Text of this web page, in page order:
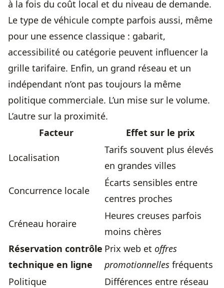
à la fois du coût local et du niveau de demande.
Le type de véhicule compte parfois aussi, même
pour une essence classique : gabarit,
accessibilité ou catégorie peuvent influencer la
grille tarifaire. Enfin, un grand réseau et un
indépendant n’ont pas toujours la même
politique commerciale. L’un mise sur le volume.
L’autre sur la proximité.
Facteur
Effet sur le prix
Localisation
Tarifs souvent plus élevés
en grandes villes
Concurrence locale
Écarts sensibles entre
centres proches
Créneau horaire
Heures creuses parfois
moins chères
Réservation contrôle
technique en ligne
Prix web et offres
promotionnelles fréquents
Politique
Différences entre réseau